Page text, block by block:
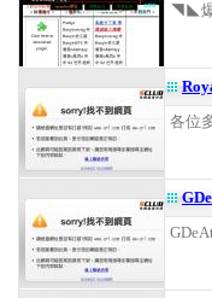
◥◣爆
各位